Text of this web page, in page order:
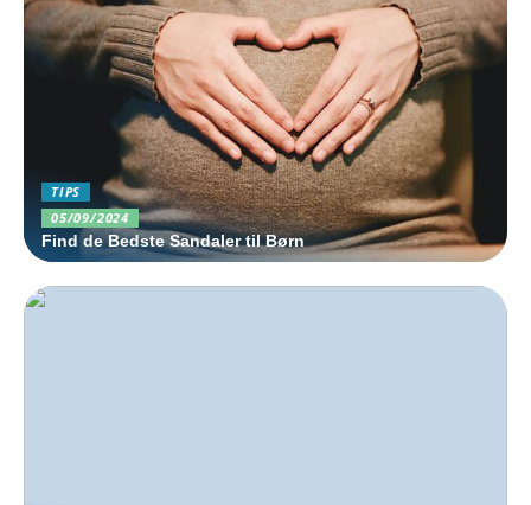
TIPS
05/09/2024
Find de Bedste Sandaler til Børn